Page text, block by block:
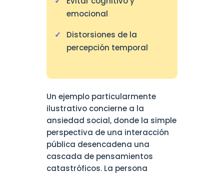
emocional
Distorsiones de la
percepción temporal
Un ejemplo particularmente
ilustrativo concierne a la
ansiedad social, donde la simple
perspectiva de una interacción
pública desencadena una
cascada de pensamientos
catastróficos. La persona